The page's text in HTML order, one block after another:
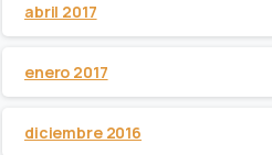
abril 2017
enero 2017
diciembre 2016